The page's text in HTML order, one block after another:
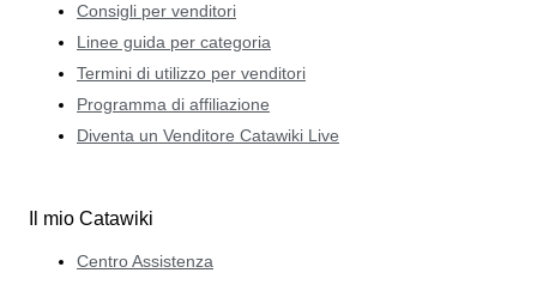
Consigli per venditori
Linee guida per categoria
Termini di utilizzo per venditori
Programma di affiliazione
Diventa un Venditore Catawiki Live
Il mio Catawiki
Centro Assistenza